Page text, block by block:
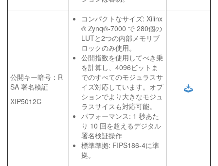
公開キー暗号：R
SA 署名検証
XIP5012C
コンパクトなサイズ: Xilinx
® Zynq®-7000 で 280個の
LUTと2つの内部メモリブ
ロックのみ使用。
公開指数を使用してべき乗
を計算し、4096ビットま
でのすべてのモジュラスサ
イズ対応しています。オプ
ションでより大きなモジュ
ラスサイスも対応可能。
パフォーマンス: 1 秒あた
り 10 回を超えるデジタル
署名検証操作
標準準拠: FIPS186-4に準
拠。